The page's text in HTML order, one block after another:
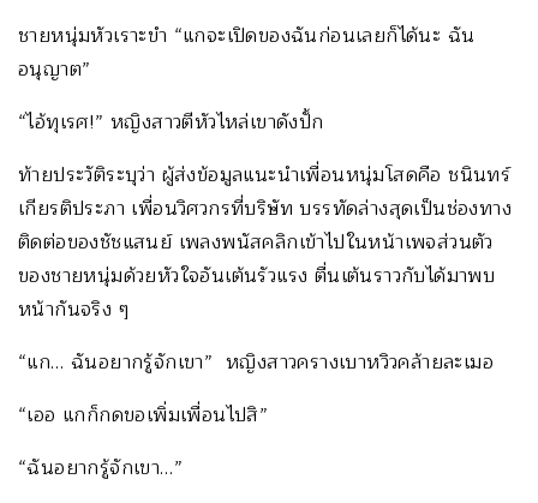
ชายหนุ่มหัวเราะขำ “แกจะเปิดของฉันก่อนเลยก็ได้นะ ฉัน
อนุญาต”
“ไอ้ทุเรศ!” หญิงสาวตีหัวไหล่เขาดังปั้ก
ท้ายประวัติระบุว่า ผู้ส่งข้อมูลแนะนำเพื่อนหนุ่มโสดคือ ชนินทร์
เกียรติประภา เพื่อนวิศวกรที่บริษัท บรรทัดล่างสุดเป็นช่องทาง
ติดต่อของชัชแสนย์ เพลงพนัสคลิกเข้าไปในหน้าเพจส่วนตัว
ของชายหนุ่มด้วยหัวใจอันเต้นรัวแรง ตื่นเต้นราวกับได้มาพบ
หน้ากันจริง ๆ
“แก… ฉันอยากรู้จักเขา” หญิงสาวครางเบาหวิวคล้ายละเมอ
“เออ แกก็กดขอเพิ่มเพื่อนไปสิ”
“ฉันอยากรู้จักเขา…”